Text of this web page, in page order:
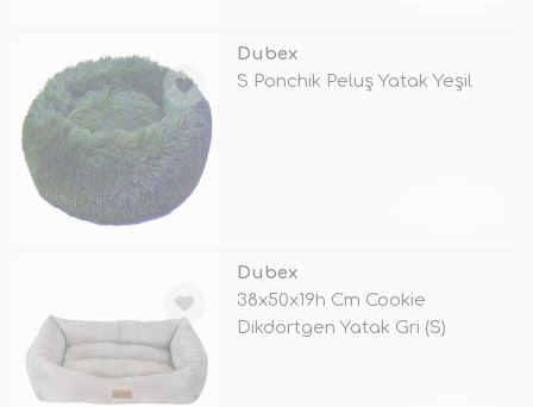
Dubex
S Ponchik Peluş Yatak Yeşil
Dubex
38x50x19h Cm Cookie
Dikdörtgen Yatak Gri (S)